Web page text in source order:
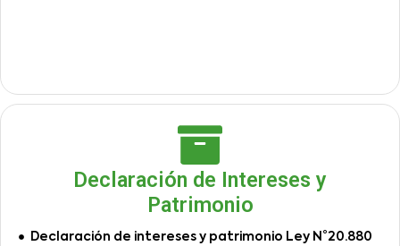
Declaración de Intereses y
Patrimonio
Declaración de intereses y patrimonio Ley N°20.880